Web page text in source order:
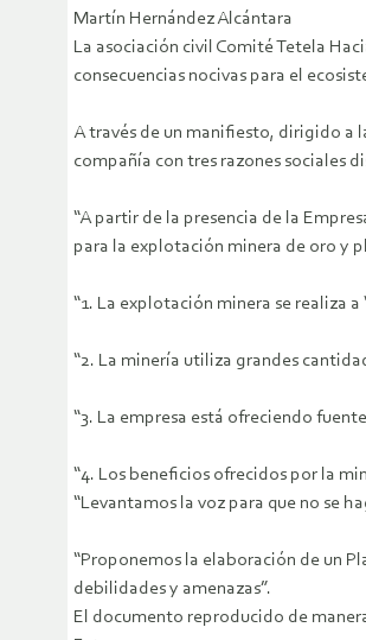
Martín Hernández Alcántara
La asociación civil Comité Tetela
consecuencias nocivas para el
A través de un manifiesto, dirigido a
compañía con tres razones sociales
“A partir de la presencia de la
para la explotación minera de oro y
“1. La explotación minera se realiza
“2. La minería utiliza grandes
“3. La empresa está ofreciendo
“4. Los beneficios ofrecidos por la
“Levantamos la voz para que no se
“Proponemos la elaboración de un
debilidades y amenazas”.
El documento reproducido de